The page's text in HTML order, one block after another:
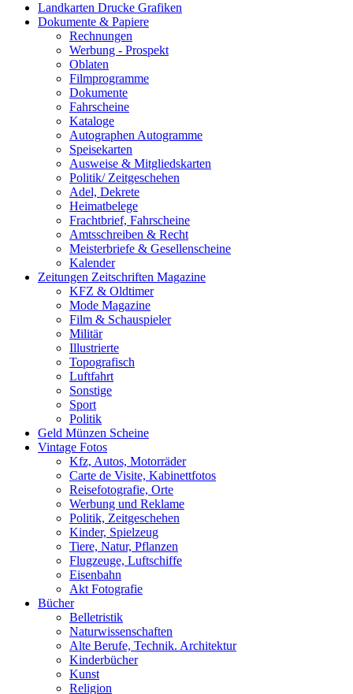
Landkarten Drucke Grafiken
Dokumente & Papiere
Rechnungen
Werbung - Prospekt
Oblaten
Filmprogramme
Dokumente
Fahrscheine
Kataloge
Autographen Autogramme
Speisekarten
Ausweise & Mitgliedskarten
Politik/ Zeitgeschehen
Adel, Dekrete
Heimatbelege
Frachtbrief, Fahrscheine
Amtsschreiben & Recht
Meisterbriefe & Gesellenscheine
Kalender
Zeitungen Zeitschriften Magazine
KFZ & Oldtimer
Mode Magazine
Film & Schauspieler
Militär
Illustrierte
Topografisch
Luftfahrt
Sonstige
Sport
Politik
Geld Münzen Scheine
Vintage Fotos
Kfz, Autos, Motorräder
Carte de Visite, Kabinettfotos
Reisefotografie, Orte
Werbung und Reklame
Politik, Zeitgeschehen
Kinder, Spielzeug
Tiere, Natur, Pflanzen
Flugzeuge, Luftschiffe
Eisenbahn
Akt Fotografie
Bücher
Belletristik
Naturwissenschaften
Alte Berufe, Technik. Architektur
Kinderbücher
Kunst
Religion